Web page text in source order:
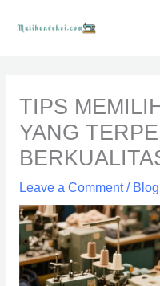
TIPS
YANG
Leave a Comment / Blog